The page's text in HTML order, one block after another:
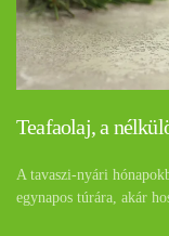
Teafaolaj, a
A tavaszi-nyári
egynapos túrára, akár